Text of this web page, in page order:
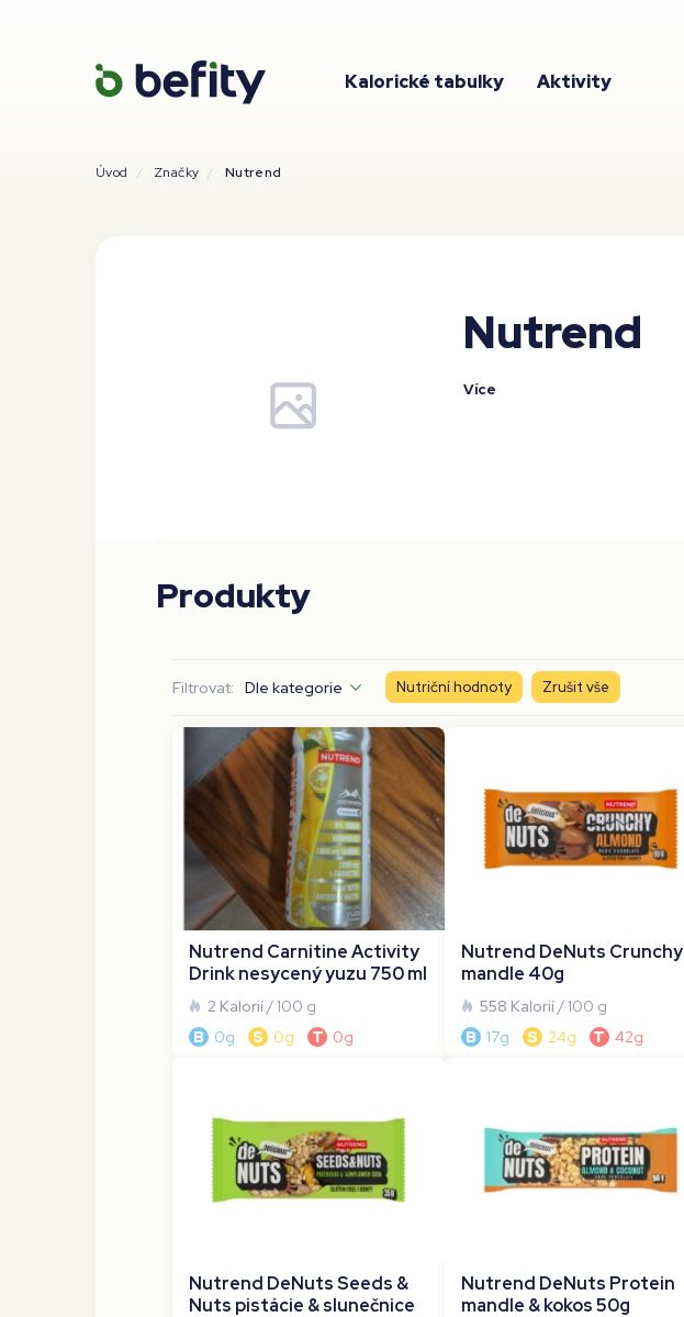
Kalorické tabulky Aktivity
Úvod Značky Nutrend
Nutrend
Více
Produkty
Filtrovat: Dle kategorie Nutriční hodnoty Zrušit vše
Nutrend Carnitine Activity
Drink nesycený yuzu 750 ml
2 Kalorií/ 100 g
B
0g S 0g T 0g
Nutrend DeNuts Crunchy
mandle 40g
558 Kalorií/ 100 g
B 17g S 24g T 42g
Nutrend DeNuts Seeds &
Nuts pistácie & slunečnice
Nutrend DeNuts Protein
mandle & kokos 50g